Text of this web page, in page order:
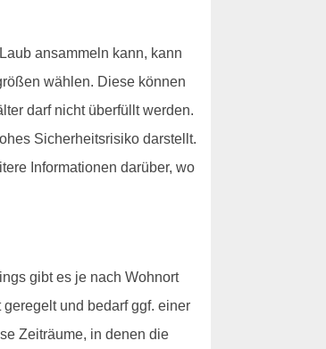
ansammeln kann, kann
wählen. Diese können
darf nicht überfüllt werden.
Sicherheitsrisiko darstellt.
Informationen darüber, wo
gibt es je nach Wohnort
und bedarf ggf. einer
Zeiträume, in denen die